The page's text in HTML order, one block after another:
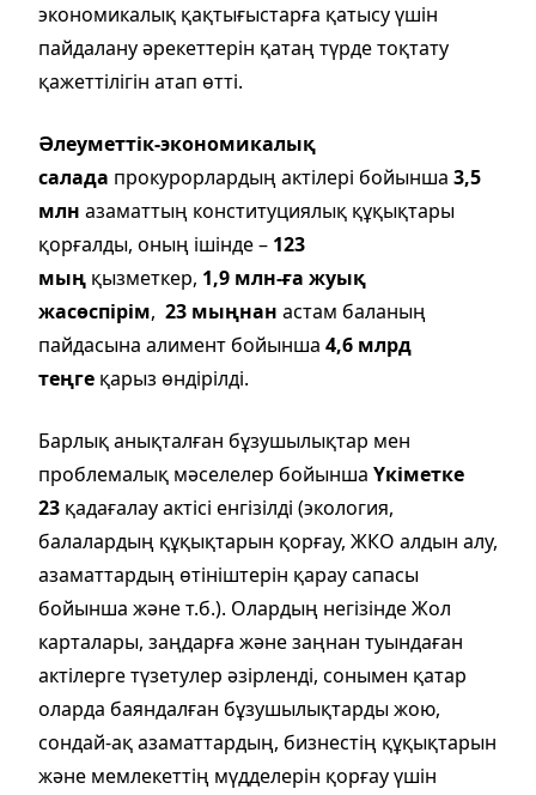
экономикалық қақтығыстарға қатысу үшін
пайдалану әрекеттерін қатаң түрде тоқтату
қажеттілігін атап өтті.
Әлеуметтік-экономикалық
салада прокурорлардың актілері бойынша 3,5
млн азаматтың конституциялық құқықтары
қорғалды, оның ішінде – 123
мың қызметкер, 1,9 млн-ға жуық
жасөспірім, 23 мыңнан астам баланың
пайдасына алимент бойынша 4,6 млрд
теңге қарыз өндірілді.
Барлық анықталған бұзушылықтар мен
проблемалық мәселелер бойынша Үкіметке
23 қадағалау актісі енгізілді (экология,
балалардың құқықтарын қорғау, ЖКО алдын алу,
азаматтардың өтініштерін қарау сапасы
бойынша және т.б.). Олардың негізінде Жол
карталары, заңдарға және заңнан туындаған
актілерге түзетулер әзірленді, сонымен қатар
оларда баяндалған бұзушылықтарды жою,
сондай-ақ азаматтардың, бизнестің құқықтарын
және мемлекеттің мүдделерін қорғау үшін